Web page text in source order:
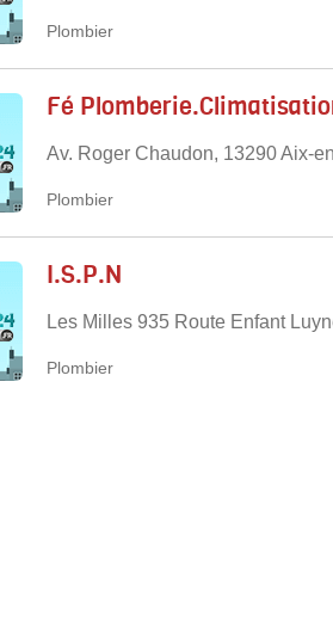
Plombier
Fé
Av. Roger Chaudon, 13290 Aix-
Plombier
I.S.P.N
Les Milles 935 Route Enfant
Plombier